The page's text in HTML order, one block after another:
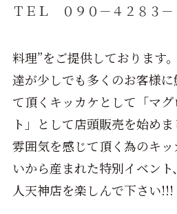
ＴＥＬ ０９０－４２８３－
料理”をご提供しております
達が少しでも多くのお客様
て頂くキッカケとして「マグ
ト」として店頭販売を始めま
雰囲気を感じて頂く為のキ
いから産まれた特別イベン
人天神店を楽しんで下さい!!!